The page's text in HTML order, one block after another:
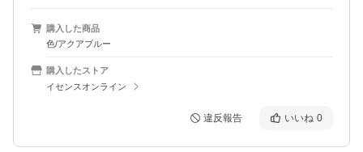
購入した商品
色/アクアブルー
購入したストア
イセンスオンライン
違反報告 いいね 0